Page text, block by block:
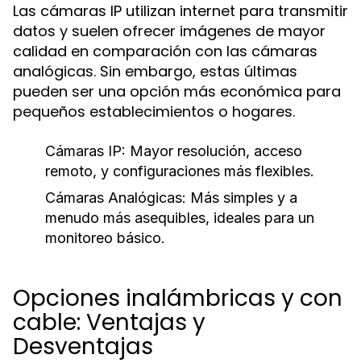
Las cámaras IP utilizan internet para transmitir
datos y suelen ofrecer imágenes de mayor
calidad en comparación con las cámaras
analógicas. Sin embargo, estas últimas
pueden ser una opción más económica para
pequeños establecimientos o hogares.
Cámaras IP: Mayor resolución, acceso
remoto, y configuraciones más flexibles.
Cámaras Analógicas: Más simples y a
menudo más asequibles, ideales para un
monitoreo básico.
Opciones inalámbricas y con
cable: Ventajas y
Desventajas